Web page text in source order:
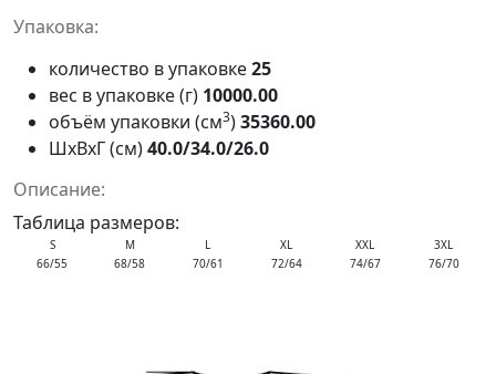
Упаковка:
количество в упаковке25
вес в упаковке (г) 10000.00
объём упаковки (см3)35360.00
ШxВxГ (см)40.0/34.0/26.0
Описание:
Таблица размеров:
S M L XL XXL
3XL
66/55
68/58 70/61 72/64 74/67 76/70